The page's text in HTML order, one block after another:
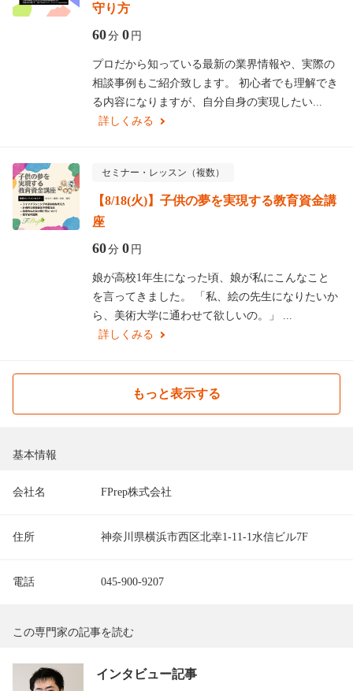
守り方
60分0 円
プロだから知っている最新の業界情報や、実際の
相談事例もご紹介致します。 初心者でも理解でき
る内容になりますが、自分自身の実現したい...
詳しくみる
セミナー・レッスン（複数）
【8/18(火)】子供の夢を実現する教育資金講
座
60分0 円
娘が高校1年生になった頃、娘が私にこんなこと
を言ってきました。 「私、絵の先生になりたいか
ら、美術大学に通わせて欲しいの。」 ...
詳しくみる
もっと表示する
基本情報
会社名 FPrep株式会社
住所 神奈川県横浜市西区北幸1-11-1水信ビル7F
電話 045-900-9207
この専門家の記事を読む
インタビュー記事